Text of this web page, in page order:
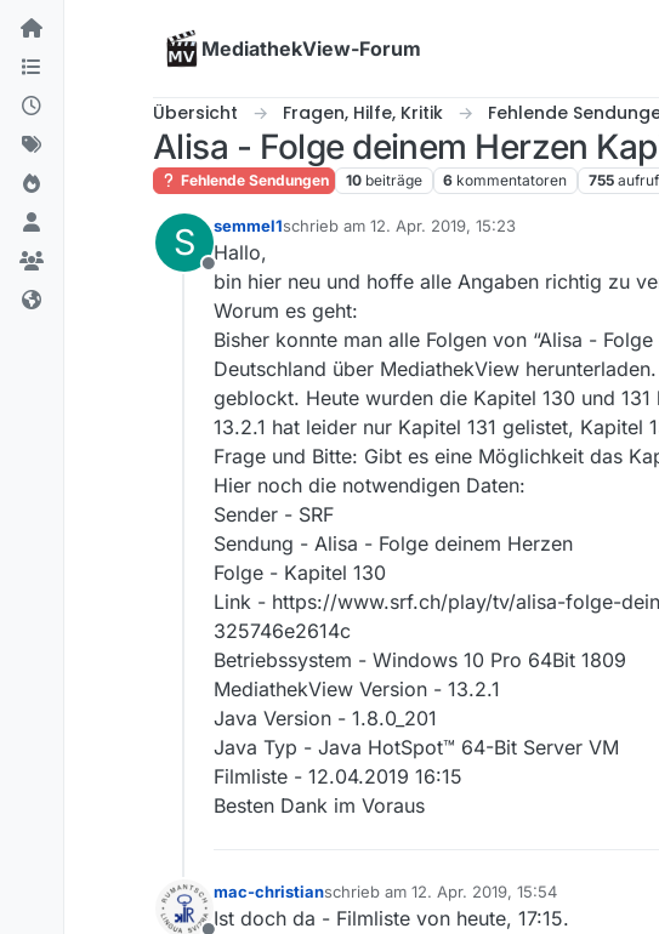
Skip to content
MediathekView-Forum
Übersicht Fragen, Hilfe, Kritik Fehlende
Alisa - Folge deinem Herzen
Fehlende Sendungen 10 beiträge 6 kommentatoren 755
S
Offline
semmel1schrieb am 12. Apr. 2019, 15:23
zuletzt editiert von
Hallo,
bin hier neu und hoffe alle Angaben richtig zu
Worum es geht:
Bisher konnte man alle Folgen von “Alisa -
Deutschland über MediathekView
geblockt. Heute wurden die Kapitel 130 und
13.2.1 hat leider nur Kapitel 131 gelistet, Kapitel
Frage und Bitte: Gibt es eine Möglichkeit das
Hier noch die notwendigen Daten:
Sender - SRF
Sendung - Alisa - Folge deinem Herzen
Folge - Kapitel 130
Link - https://www.srf.ch/play/tv/alisa-folge-
325746e2614c
Betriebssystem - Windows 10 Pro 64Bit 1809
MediathekView Version - 13.2.1
Java Version - 1.8.0_201
Java Typ - Java HotSpot™ 64-Bit Server VM
Filmliste - 12.04.2019 16:15
Besten Dank im Voraus
mac-christianschrieb am 12. Apr. 2019, 15:54
zuletzt editiert von
Ist doch da - Filmliste von heute, 17:15.